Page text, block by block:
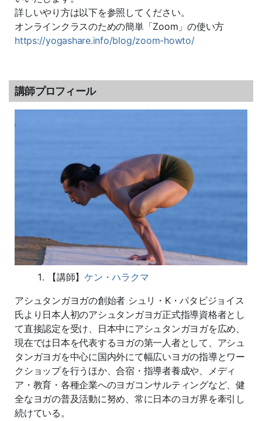
詳しいやり方は以下を参照してください。
オンラインクラスのための簡単「Zoom」の使い方
https://yogashare.info/blog/zoom-howto/
講師プロフィール
【講師】ケン・ハラクマ
アシュタンガヨガの創始者 シュリ・K・パタビジョイス
氏より日本人初のアシュタンガヨガ正式指導資格者とし
て直接認定を受け、日本中にアシュタンガヨガを広め、
現在では日本を代表するヨガの第一人者として、アシュ
タンガヨガを中心に国内外にて幅広いヨガの指導とワー
クショップを行うほか、合宿・指導者養成や、メディ
ア・教育・各種企業へのヨガコンサルティングなど、健
全なヨガの普及活動に努め、常に日本のヨガ界を牽引し
続けている。